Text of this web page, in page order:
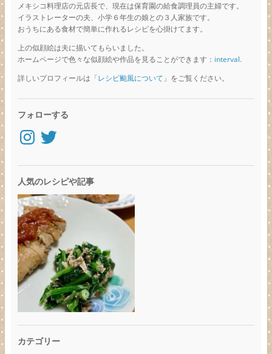
メキシコ料理店の元店長で、現在は保育園の給食調理員の主婦です。
イラストレーターの夫、小学６年生の娘との３人家族です。
おうちにある食材で簡単に作れるレシピを心掛けてます。
上の似顔絵は夫に描いてもらいました。
ホームページで色々な似顔絵や作品を見ることができます： interval.
詳しいプロフィールは「レシピ颱風について 」をご覧ください。
フォローする
Instagram
Twitter
人気のレシピや記事
カテゴリー